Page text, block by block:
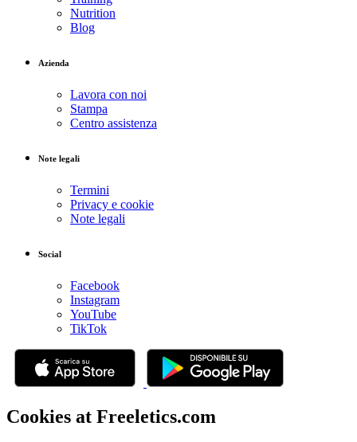
Nutrition
Blog
Azienda
Lavora con noi
Stampa
Centro assistenza
Note legali
Termini
Privacy e cookie
Note legali
Social
Facebook
Instagram
YouTube
TikTok
Cookies at Freeletics.com